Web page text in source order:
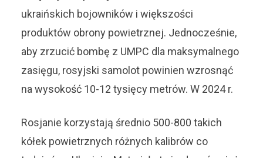
ukraińskich bojowników i większości
produktów obrony powietrznej. Jednocześnie,
aby zrzucić bombę z UMPC dla maksymalnego
zasięgu, rosyjski samolot powinien wzrosnąć
na wysokość 10-12 tysięcy metrów. W 2024 r.
Rosjanie korzystają średnio 500-800 takich
kółek powietrznych różnych kalibrów co